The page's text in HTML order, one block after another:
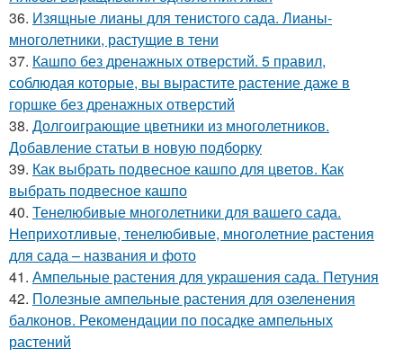
36. Изящные лианы для тенистого сада. Лианы-
многолетники, растущие в тени
37. Кашпо без дренажных отверстий. 5 правил,
соблюдая которые, вы вырастите растение даже в
горшке без дренажных отверстий
38. Долгоиграющие цветники из многолетников.
Добавление статьи в новую подборку
39. Как выбрать подвесное кашпо для цветов. Как
выбрать подвесное кашпо
40. Тенелюбивые многолетники для вашего сада.
Неприхотливые, тенелюбивые, многолетние растения
для сада – названия и фото
41. Ампельные растения для украшения сада. Петуния
42. Полезные ампельные растения для озеленения
балконов. Рекомендации по посадке ампельных
растений